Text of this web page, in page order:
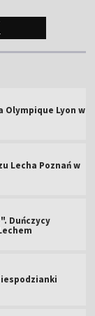
Olympique Lyon w
Lecha Poznań w
Duńczycy